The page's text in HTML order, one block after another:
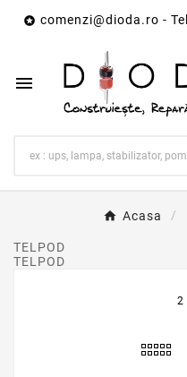
 comenzi@dioda.ro -

Acasa
TELPOD
TELPOD
2